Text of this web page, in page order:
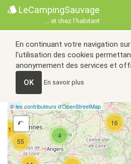
LeCampingSauvage
... et chez l'habitant
En continuant votre navigation
l'utilisation des cookies
anonymement des services et
OK
En savoir plus
4
55
16
21
©les contributeurs d’OpenStreetMap